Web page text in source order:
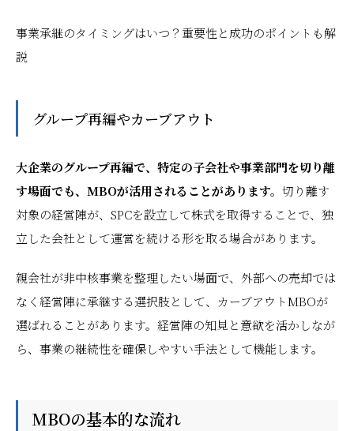
事業承継のタイミングはいつ？重要性と成功のポイントも解
説
グループ再編やカーブアウト
大企業のグループ再編で、特定の子会社や事業部門を切り離
す場面でも、MBOが活用されることがあります。 切り離す
対象の経営陣が、SPCを設立して株式を取得することで、独
立した会社として運営を続ける形を取る場合があります。
親会社が非中核事業を整理したい場面で、外部への売却では
なく経営陣に承継する選択肢として、カーブアウトMBOが
選ばれることがあります。経営陣の知見と意欲を活かしなが
ら、事業の継続性を確保しやすい手法として機能します。
MBOの基本的な流れ